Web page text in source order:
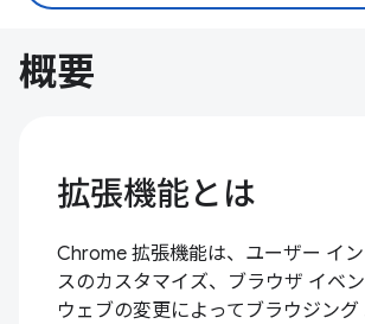
概要
拡張機能とは
Chrome 拡張機能は、ユーザー イ
スのカスタマイズ、ブラウザ イベン
ウェブの変更によってブラウジング